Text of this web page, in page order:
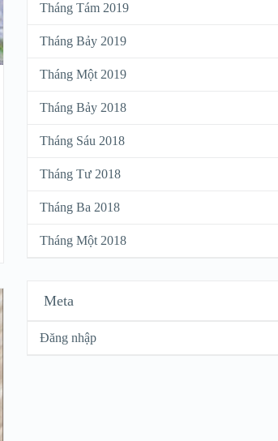
Tháng Tám 2019
Tháng Bảy 2019
Tháng Một 2019
Tháng Bảy 2018
Tháng Sáu 2018
Tháng Tư 2018
Tháng Ba 2018
Tháng Một 2018
Meta
Đăng nhập